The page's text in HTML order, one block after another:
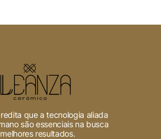
que a tecnologia aliada
são essenciais na busca
resultados.